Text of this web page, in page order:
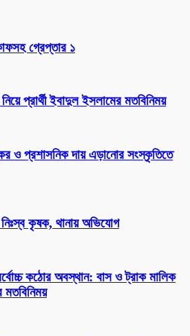
গ্রেপ্তার ১
প্রার্থী ইবাদুল ইসলামের মতবিনিময়
ও প্রশাসনিক দায় এড়ানোর সংস্কৃতিতে
কৃষক, থানায় অভিযোগ
কঠোর অবস্থান: বাস ও ট্রাক মালিক
মতবিনিময়